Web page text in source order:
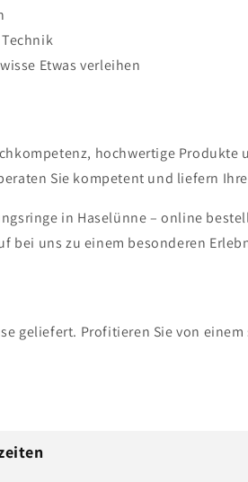
Etwas verleihen
hochwertige Produkte
Sie kompetent und liefern
in Haselünne – online
bei uns zu einem besonderen
geliefert. Profitieren Sie von